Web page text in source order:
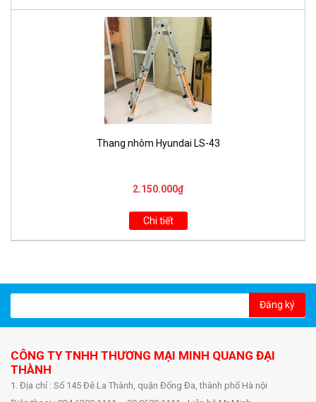
Thang nhôm Hyundai LS-43
2.150.000₫
Chi tiết
Đăng ký
CÔNG TY TNHH THƯƠNG MẠI MINH QUANG ĐẠI
THÀNH
1. Địa chỉ : Số 145 Đê La Thành, quận Đống Đa, thành phố Hà nội